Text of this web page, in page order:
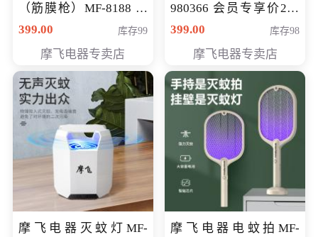
（筋膜枪）MF-8188 会
员专享价268元
399.00 库存99
摩飞电器专卖店
980366 会员专享价299
元
399.00 库存98
摩飞电器专卖店
摩飞电器灭蚊灯MF-
摩飞电器电蚊拍MF-